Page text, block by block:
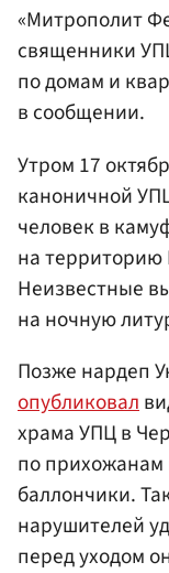
«Митрополит
священники
по домам и
в сообщении.
Утром 17
каноничной
человек в
на территорию
Неизвестные
на ночную
Позже нардеп
опубликовал
храма УПЦ в
по
баллончики.
нарушителей
перед уходом